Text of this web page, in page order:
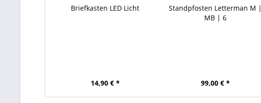
Briefkasten LED Licht
14,90 € *
Standpfosten Letterman M |
MB | 6
99,00 € *